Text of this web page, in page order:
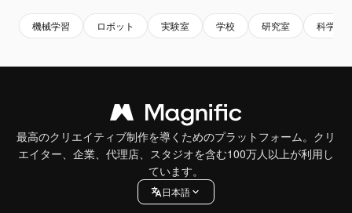
機械学習 ロボット 実験室 学校 研究室 科学
最高のクリエイティブ制作を導くためのプラットフォーム。クリ
エイター、企業、代理店、スタジオを含む100万人以上が利用し
ています。
日本語